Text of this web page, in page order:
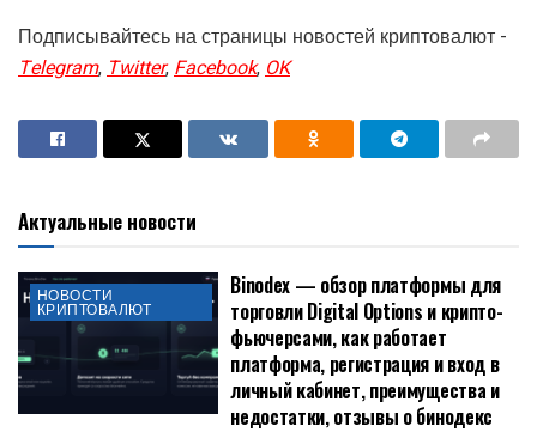
Подписывайтесь на страницы новостей криптовалют -
Telegram,Twitter,Facebook,OK
Актуальные новости
НОВОСТИ
КРИПТОВАЛЮТ
Binodex — обзор платформы для
торговли Digital Options и крипто-
фьючерсами, как работает
платформа, регистрация и вход в
личный кабинет, преимущества и
недостатки, отзывы о бинодекс